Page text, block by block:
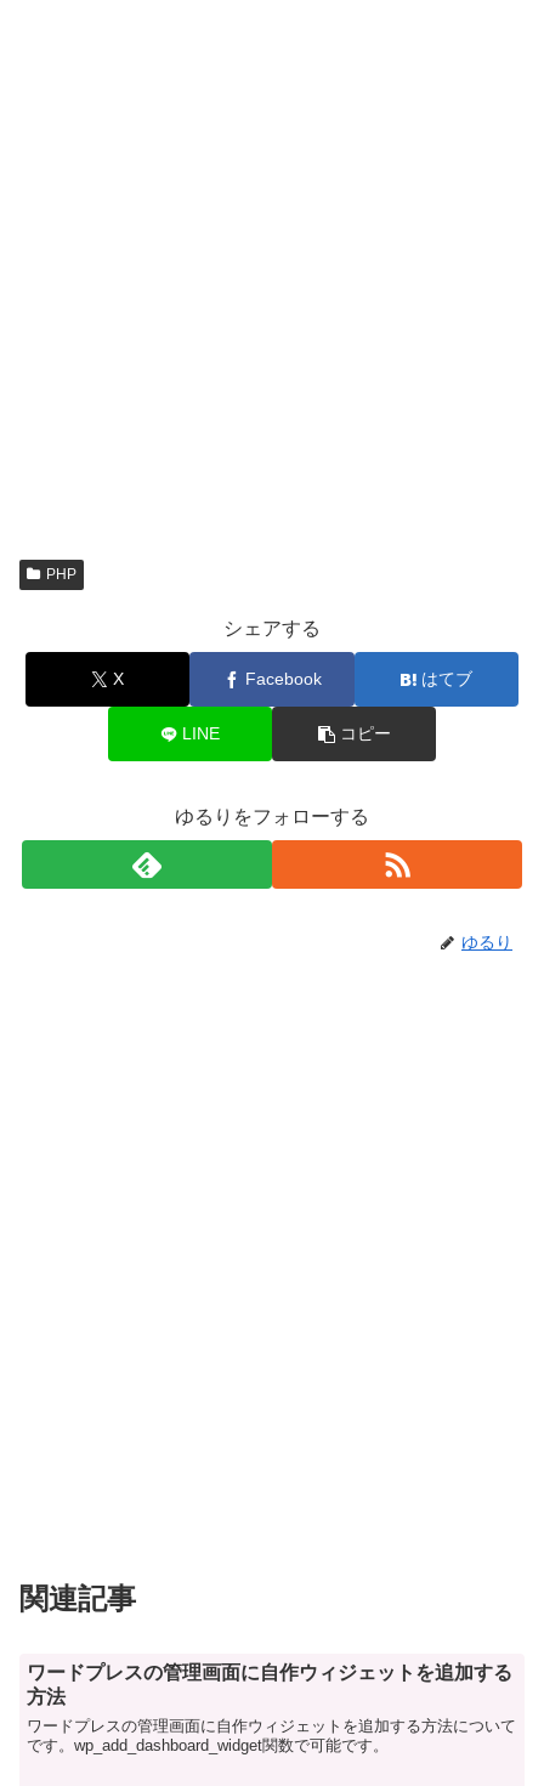
PHP
シェアする
X Facebook はてブ
LINE コピー
ゆるりをフォローする
ゆるり
関連記事
ワードプレスの管理画面に自作ウィジェットを追加する
方法
ワードプレスの管理画面に自作ウィジェットを追加する方法について
です。wp_add_dashboard_widget関数で可能です。